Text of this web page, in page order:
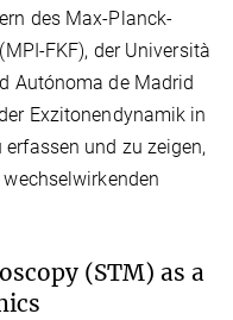
des Max-Planck-
FKF), der Università
Autónoma de Madrid
Exzitonendynamik in
und zu zeigen,
(STM) as a